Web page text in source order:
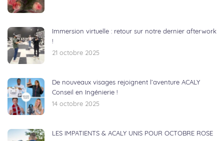
Immersion virtuelle : retour sur notre dernier afterwork
!
21 octobre 2025
De nouveaux visages rejoignent l’aventure ACALY
Conseil en Ingénierie !
14 octobre 2025
LES IMPATIENTS & ACALY UNIS POUR OCTOBRE ROSE